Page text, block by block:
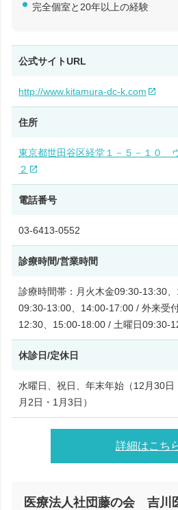
完全個室と20年以上の経験
公式サイトURL
http://www.kitamura-dc-k.com
住所
東京都世田谷区経堂１－５－１０
２
電話番号
03-6413-0552
診療時間/営業時間
診療時間帯：月火木金09:30-13:30
09:30-13:00、14:00-17:00 / 外来受
12:30、15:00-18:00 / 土曜日09:30-
休診日/定休日
水曜日、祝日、年末年始（12月30日
月2日・1月3日）
詳細はこち
医療法人社団藤の会 吉川